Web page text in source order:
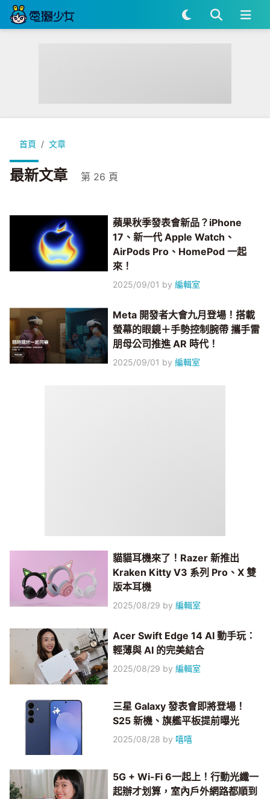
首頁 文章
最新文章 第 26 頁
蘋果秋季發表會新品？iPhone
17、新一代 Apple Watch、
AirPods Pro、HomePod 一起
來！
2025/09/01 by編輯室
Meta 開發者大會九月登場！搭載
螢幕的眼鏡＋手勢控制腕帶 攜手雷
朋母公司推進 AR 時代！
2025/09/01 by編輯室
貓貓耳機來了！Razer 新推出
Kraken Kitty V3 系列 Pro、X 雙
版本耳機
2025/08/29 by編輯室
Acer Swift Edge 14 AI 動手玩：
輕薄與 AI 的完美結合
2025/08/29 by編輯室
三星 Galaxy 發表會即將登場！
S25 新機、旗艦平板提前曝光
2025/08/28 by 嘻嘻
5G + Wi-Fi 6一起上！行動光纖一
起辦才划算，室內戶外網路都順到